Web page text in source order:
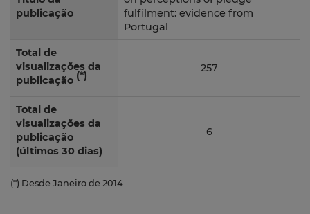
publicação
fulfilment: evidence from
Portugal
Total de
visualizações da
publicação (*)
257
Total de
visualizações da
publicação
(últimos 30 dias)
6
(*) Desde Janeiro de 2014